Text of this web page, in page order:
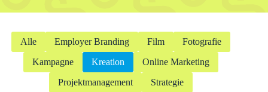
Alle Employer Branding Film
Fotografie
Kampagne
Kreation
Online Marketing
Projektmanagement
Strategie